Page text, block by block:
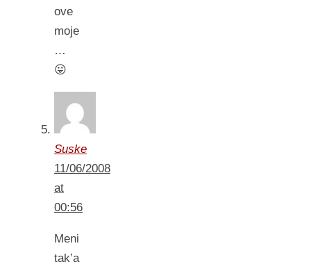
ove
moje
…
😛
Suske
11/06/2008
at
00:56
Meni
tak’a